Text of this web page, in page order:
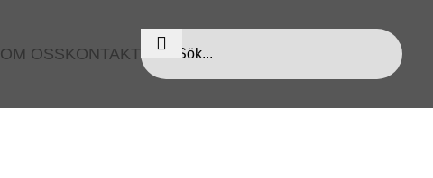
OM OSSKONTAKT